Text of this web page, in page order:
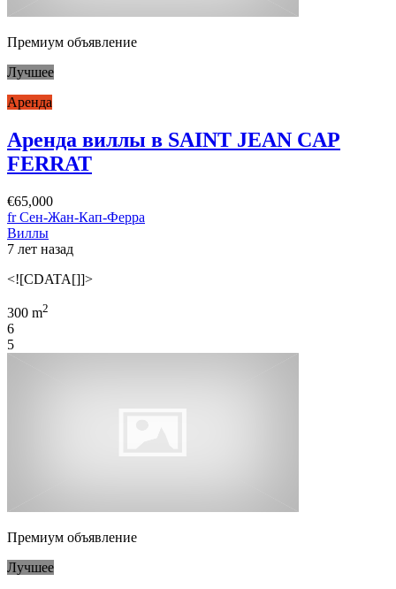
Премиум объявление
Лучшее
Аренда
Аренда виллы в SAINT JEAN CAP
FERRAT
€65,000
fr Сен-Жан-Кап-Ферра
Виллы
7 лет назад
<![CDATA[]]>
300 m2
6
5
Премиум объявление
Лучшее